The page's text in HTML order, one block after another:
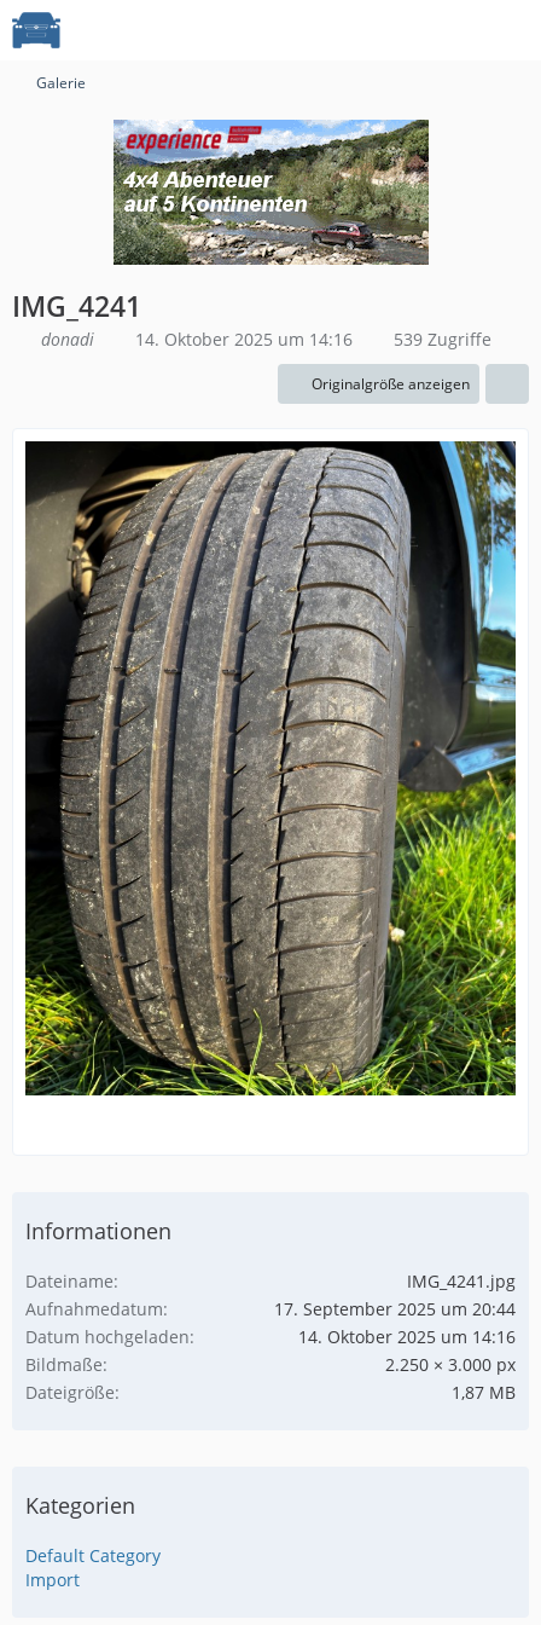
Galerie
IMG_4241
donadi 14. Oktober 2025 um 14:16 539 Zugriffe
Originalgröße anzeigen
Informationen
Dateiname
IMG_4241.jpg
Aufnahmedatum
17. September 2025 um 20:44
Datum hochgeladen
14. Oktober 2025 um 14:16
Bildmaße
2.250 × 3.000 px
Dateigröße
1,87 MB
Kategorien
Default Category
Import